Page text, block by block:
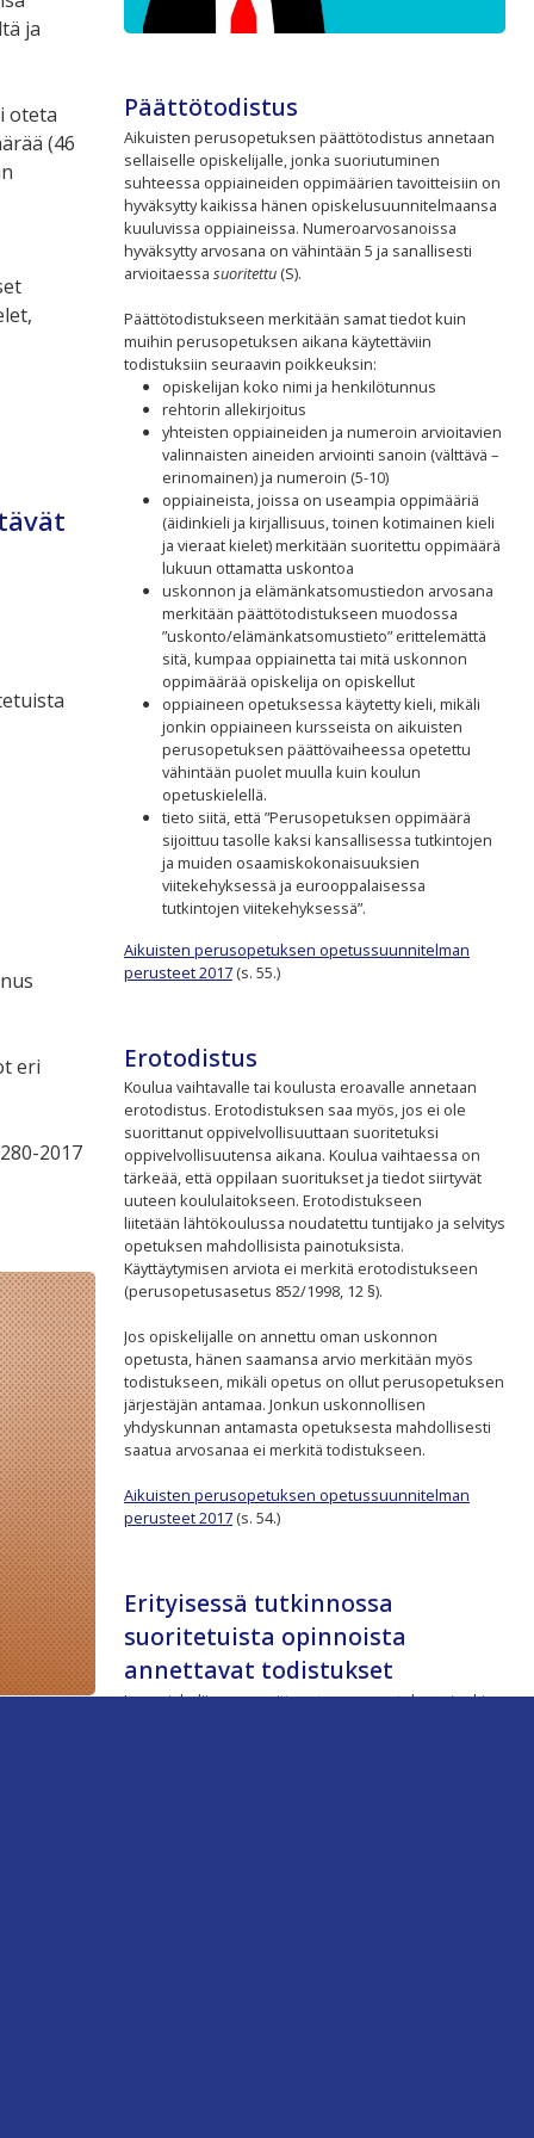
ja
oteta
(46
eri
2017
Päättötodistus
Aikuisten perusopetuksen päättötodistus annetaan
sellaiselle opiskelijalle, jonka suoriutuminen
suhteessa oppiaineiden oppimäärien tavoitteisiin on
hyväksytty kaikissa hänen opiskelusuunnitelmaansa
kuuluvissa oppiaineissa. Numeroarvosanoissa
hyväksytty arvosana on vähintään 5 ja sanallisesti
arvioitaessa suoritettu (S).
Päättötodistukseen merkitään samat tiedot kuin
muihin perusopetuksen aikana käytettäviin
todistuksiin seuraavin poikkeuksin:
opiskelijan koko nimi ja henkilötunnus
rehtorin allekirjoitus
yhteisten oppiaineiden ja numeroin arvioitavien
valinnaisten aineiden arviointi sanoin (välttävä –
erinomainen) ja numeroin (5-10)
oppiaineista, joissa on useampia oppimääriä
(äidinkieli ja kirjallisuus, toinen kotimainen kieli
ja vieraat kielet) merkitään suoritettu oppimäärä
lukuun ottamatta uskontoa
uskonnon ja elämänkatsomustiedon arvosana
merkitään päättötodistukseen muodossa
”uskonto/elämänkatsomustieto” erittelemättä
sitä, kumpaa oppiainetta tai mitä uskonnon
oppimäärää opiskelija on opiskellut
oppiaineen opetuksessa käytetty kieli, mikäli
jonkin oppiaineen kursseista on aikuisten
perusopetuksen päättövaiheessa opetettu
vähintään puolet muulla kuin koulun
opetuskielellä.
tieto siitä, että ”Perusopetuksen oppimäärä
sijoittuu tasolle kaksi kansallisessa tutkintojen
ja muiden osaamiskokonaisuuksien
viitekehyksessä ja eurooppalaisessa
tutkintojen viitekehyksessä”.
Aikuisten perusopetuksen opetussuunnitelman
perusteet 2017 (s. 55.)
Erotodistus
Koulua vaihtavalle tai koulusta eroavalle annetaan
erotodistus. Erotodistuksen saa myös, jos ei ole
suorittanut oppivelvollisuuttaan suoritetuksi
oppivelvollisuutensa aikana. Koulua vaihtaessa on
tärkeää, että oppilaan suoritukset ja tiedot siirtyvät
uuteen koululaitokseen. Erotodistukseen
liitetään lähtökoulussa noudatettu tuntijako ja selvitys
opetuksen mahdollisista painotuksista.
Käyttäytymisen arviota ei merkitä erotodistukseen
(perusopetusasetus 852/1998, 12 §).
Jos opiskelijalle on annettu oman uskonnon
opetusta, hänen saamansa arvio merkitään myös
todistukseen, mikäli opetus on ollut perusopetuksen
järjestäjän antamaa. Jonkun uskonnollisen
yhdyskunnan antamasta opetuksesta mahdollisesti
saatua arvosanaa ei merkitä todistukseen.
Aikuisten perusopetuksen opetussuunnitelman
perusteet 2017 (s. 54.)
Erityisessä tutkinnossa
suoritetuista opinnoista
annettavat todistukset
Jos opiskelija on suorittanut perusopetuksen jonkin